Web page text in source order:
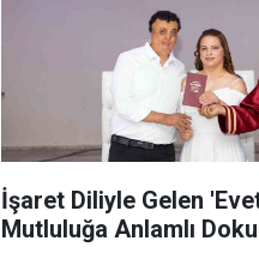
İşaret Diliyle Gelen
Mutluluğa Anlamlı